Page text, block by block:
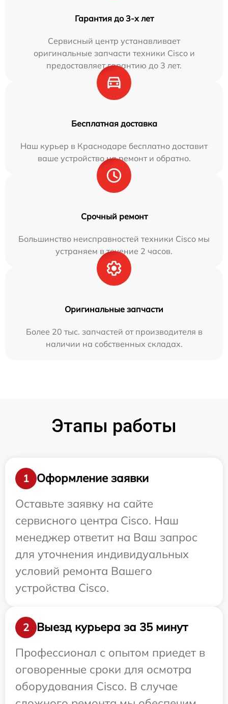
Гарантия до 3-х лет
Сервисный центр устанавливает
оригинальные запчасти техники Cisco и
предоставляет гарантию до 3 лет.
Бесплатная доставка
Наш курьер в Краснодаре бесплатно доставит
ваше устройство на ремонт и обратно.
Срочный ремонт
Большинство неисправностей техники Cisco мы
устраняем в течение 2 часов.
Оригинальные запчасти
Более 20 тыс. запчастей от производителя в
наличии на собственных складах.
Этапы работы
1
Оформление заявки
Оставьте заявку на сайте
сервисного центра Cisco. Наш
менеджер ответит на Ваш запрос
для уточнения индивидуальных
условий ремонта Вашего
устройства Cisco.
2
Выезд курьера за 35 минут
Профессионал с опытом приедет в
оговоренные сроки для осмотра
оборудования Cisco. В случае